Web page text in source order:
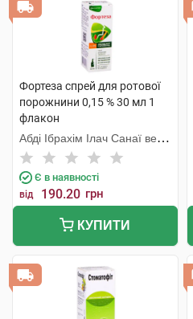
Фортеза спрей для ротової
порожнини 0,15 % 30 мл 1
флакон
Абді Ібрахім Ілач Санаї ве
Тіджарет
Є в наявності
від 190.20 грн
КУПИТИ